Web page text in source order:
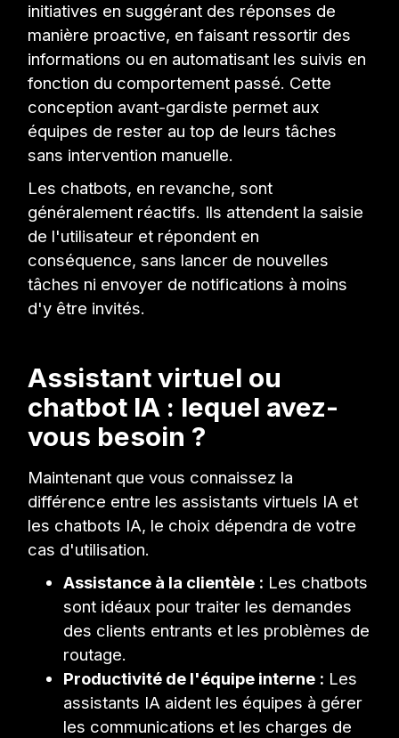
initiatives en suggérant des réponses de
manière proactive, en faisant ressortir des
informations ou en automatisant les suivis en
fonction du comportement passé. Cette
conception avant-gardiste permet aux
équipes de rester au top de leurs tâches
sans intervention manuelle.
Les chatbots, en revanche, sont
généralement réactifs. Ils attendent la saisie
de l'utilisateur et répondent en
conséquence, sans lancer de nouvelles
tâches ni envoyer de notifications à moins
d'y être invités.
Assistant virtuel ou
chatbot IA : lequel avez-
vous besoin ?
Maintenant que vous connaissez la
différence entre les assistants virtuels IA et
les chatbots IA, le choix dépendra de votre
cas d'utilisation.
Assistance à la clientèle : Les chatbots
sont idéaux pour traiter les demandes
des clients entrants et les problèmes de
routage.
Productivité de l'équipe interne : Les
assistants IA aident les équipes à gérer
les communications et les charges de